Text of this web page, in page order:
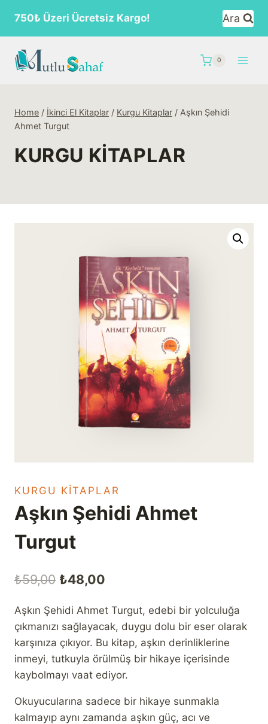
content
750₺ Üzeri Ücretsiz Kargo! Ara
0
Home / İkinci El Kitaplar / Kurgu Kitaplar / Aşkın Şehidi
Ahmet Turgut
KURGU KITAPLAR
KURGU KITAPLAR
Aşkın Şehidi Ahmet
Turgut
₺59,00 Orijinal
₺59,00.
₺48,00
fiyat:
₺48,00.
Aşkın Şehidi Ahmet Turgut, edebi bir yolculuğa
çıkmanızı sağlayacak, duygu dolu bir eser olarak
karşınıza çıkıyor. Bu kitap, aşkın derinliklerine
inmeyi, tutkuyla örülmüş bir hikaye içerisinde
kaybolmayı vaat ediyor.
Okuyucularına sadece bir hikaye sunmakla
kalmayıp aynı zamanda aşkın güç, acı ve